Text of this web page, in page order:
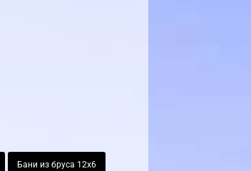
Бани из бруса 12х6